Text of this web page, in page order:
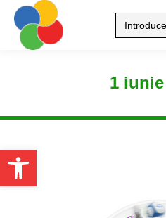
Open toolbar
Search:
1 iunie